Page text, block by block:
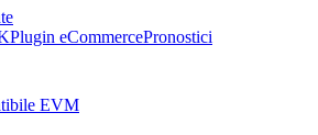
Plugin eCommercePronostici
EVM